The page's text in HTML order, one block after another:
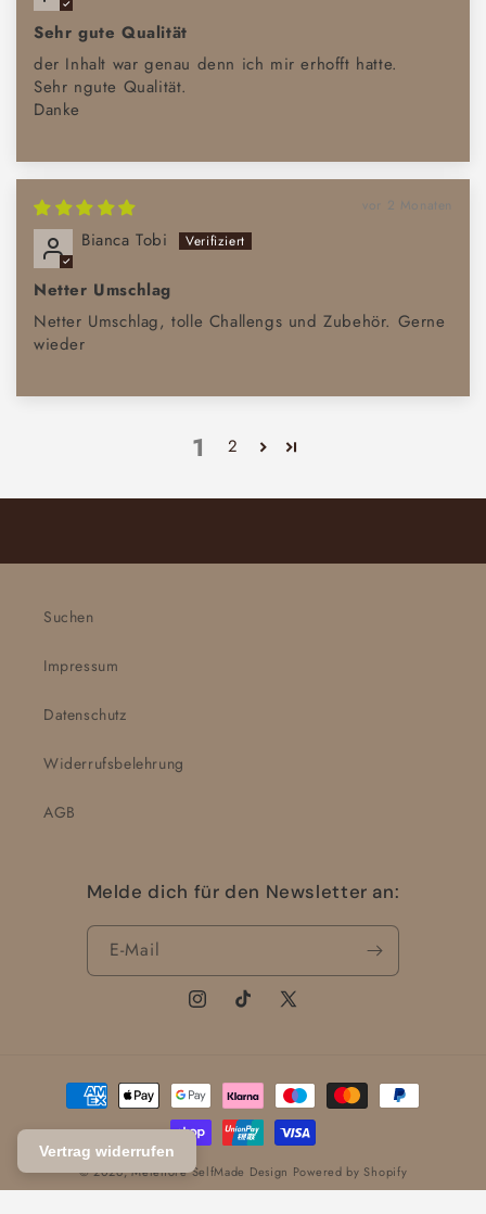
Sehr gute Qualität
der Inhalt war genau denn ich mir erhofft hatte.
Sehr ngute Qualität.
Danke
vor 2 Monaten
Bianca Tobi
Netter Umschlag
Netter Umschlag, tolle Challengs und Zubehör. Gerne
wieder
1 2
Suchen
Impressum
Datenschutz
Widerrufsbelehrung
AGB
Melde dich für den Newsletter an:
E-Mail
InstagramTikTok
X
Zahlungsmethoden
© 2026,Melenore SelfMade Design Powered by Shopify
Vertrag widerrufen